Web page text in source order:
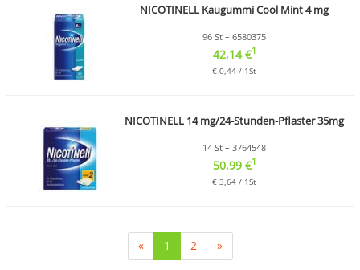
NICOTINELL Kaugummi Cool Mint 4 mg
96 St – 6580375
42,14 €1
€ 0,44 / 1St
NICOTINELL 14 mg/24-Stunden-Pflaster 35mg
14 St – 3764548
50,99 €1
€ 3,64 / 1St
« 1 (current)
2 »